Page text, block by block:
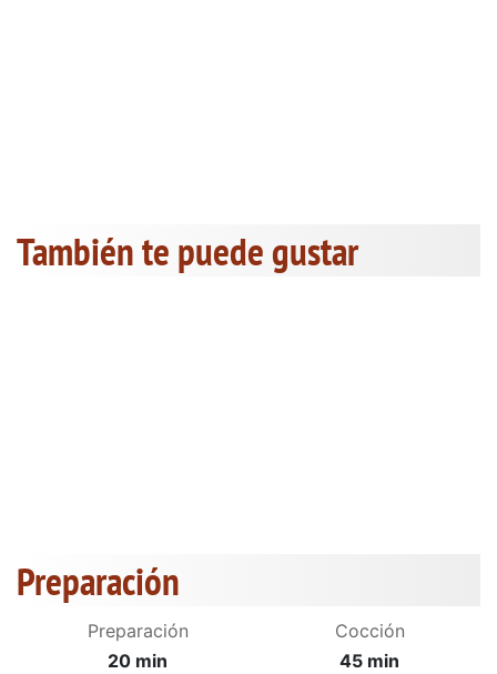
También te puede gustar
Preparación
Preparación
20 min
Cocción
45 min